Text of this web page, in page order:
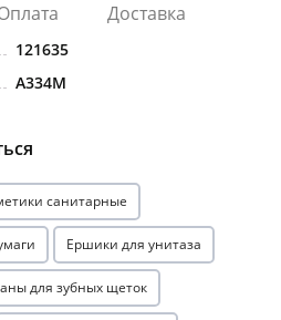
Доставка
121635
A334M
санитарные
Ершики для унитаза
для зубных щеток